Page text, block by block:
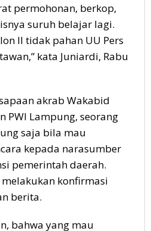
permohonan, berkop,
suruh belajar lagi.
II tidak pahan UU Pers
kata Juniardi, Rabu
akrab Wakabid
PWI Lampung, seorang
saja bila mau
kepada narasumber
pemerintah daerah.
konfirmasi
berita.
bahwa yang mau